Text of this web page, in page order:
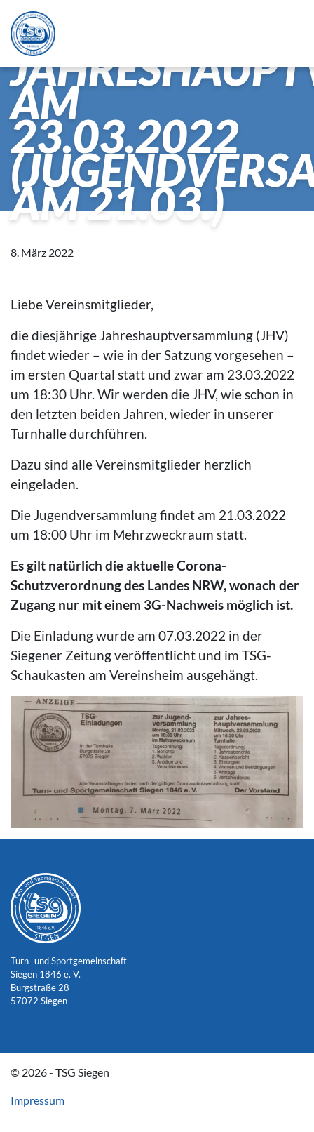
ZUR
AM
23.03.2022
AM 21.03.)
8. März 2022
Liebe Vereinsmitglieder,
die diesjährige Jahreshauptversammlung (JHV)
findet wieder – wie in der Satzung vorgesehen –
im ersten Quartal statt und zwar am 23.03.2022
um 18:30 Uhr. Wir werden die JHV, wie schon in
den letzten beiden Jahren, wieder in unserer
Turnhalle durchführen.
Dazu sind alle Vereinsmitglieder herzlich
eingeladen.
Die Jugendversammlung findet am 21.03.2022
um 18:00 Uhr im Mehrzweckraum statt.
Es gilt natürlich die aktuelle Corona-
Schutzverordnung des Landes NRW, wonach der
Zugang nur mit einem 3G-Nachweis möglich ist.
Die Einladung wurde am 07.03.2022 in der
Siegener Zeitung veröffentlicht und im TSG-
Schaukasten am Vereinsheim ausgehängt.
Turn- und Sportgemeinschaft
Siegen 1846 e. V.
Burgstraße 28
57072 Siegen
© 2026 - TSG Siegen
Impressum